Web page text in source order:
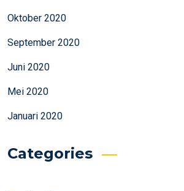
Oktober 2020
September 2020
Juni 2020
Mei 2020
Januari 2020
Categories